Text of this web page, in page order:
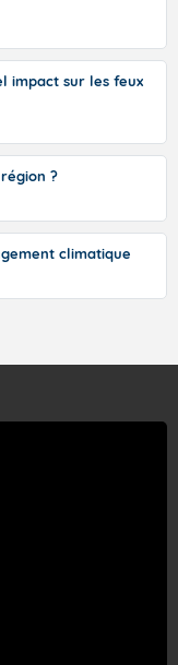
impact sur les feux
?
climatique